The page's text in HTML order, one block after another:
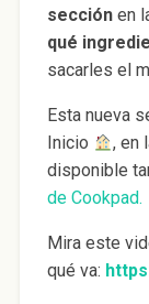
secciónen
qué
sacarles el
Esta nueva
Inicio
, en
disponible
de Cookpad.
Mira este
qué va: